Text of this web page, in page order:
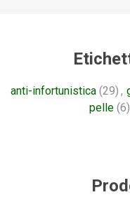
anti-infortunistica (29) ,
pelle (6)